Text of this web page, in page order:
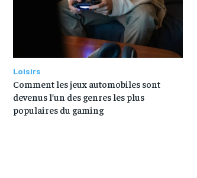
Loisirs
Comment les jeux automobiles sont
devenus l’un des genres les plus
populaires du gaming